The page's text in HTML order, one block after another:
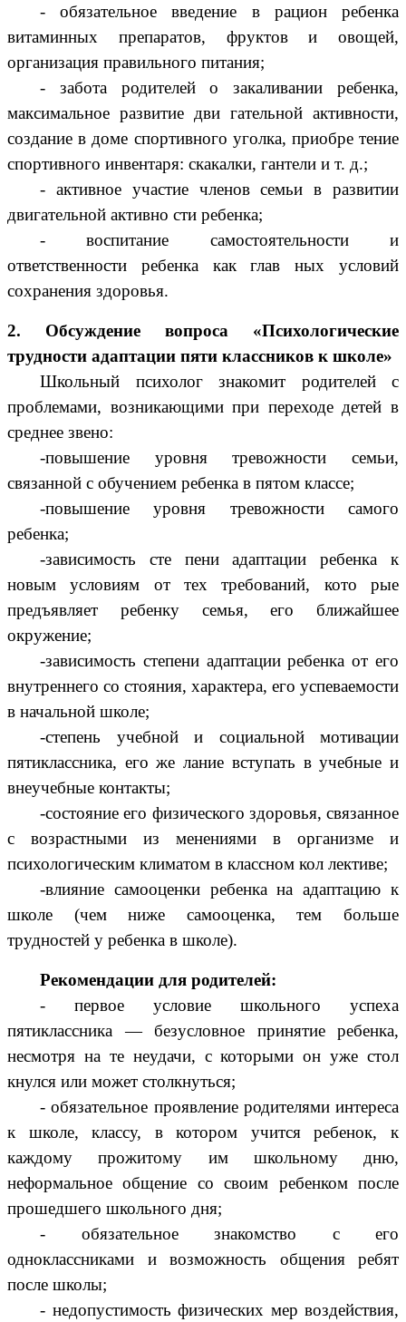
- обязательное введение в рацион ребенка
витаминных препаратов, фруктов и овощей,
организация правильного питания;
- забота родителей о закаливании ребенка,
максимальное развитие дви гательной активности,
создание в доме спортивного уголка, приобре тение
спортивного инвентаря: скакалки, гантели и т. д.;
- активное участие членов семьи в развитии
двигательной активно сти ребенка;
- воспитание самостоятельности и
ответственности ребенка как глав ных условий
сохранения здоровья.
2. Обсуждение вопроса «Психологические
трудности адаптации пяти классников к школе»
Школьный психолог знакомит родителей с
проблемами, возникающими при переходе детей в
среднее звено:
-повышение уровня тревожности семьи,
связанной с обучением ребенка в пятом классе;
-повышение уровня тревожности самого
ребенка;
-зависимость сте пени адаптации ребенка к
новым условиям от тех требований, кото рые
предъявляет ребенку семья, его ближайшее
окружение;
-зависимость степени адаптации ребенка от его
внутреннего со стояния, характера, его успеваемости
в начальной школе;
-степень учебной и социальной мотивации
пятиклассника, его же лание вступать в учебные и
внеучебные контакты;
-состояние его физического здоровья, связанное
с возрастными из менениями в организме и
психологическим климатом в классном кол лективе;
-влияние самооценки ребенка на адаптацию к
школе (чем ниже самооценка, тем больше
трудностей у ребенка в школе).
Рекомендации для родителей:
- первое условие школьного успеха
пятиклассника — безусловное принятие ребенка,
несмотря на те неудачи, с которыми он уже стол
кнулся или может столкнуться;
- обязательное проявление родителями интереса
к школе, классу, в котором учится ребенок, к
каждому прожитому им школьному дню,
неформальное общение со своим ребенком после
прошедшего школьного дня;
- обязательное знакомство с его
одноклассниками и возможность общения ребят
после школы;
- недопустимость физических мер воздействия,